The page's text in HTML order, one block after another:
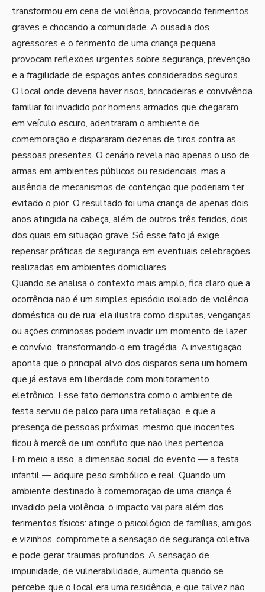
transformou em cena de violência, provocando ferimentos
graves e chocando a comunidade. A ousadia dos
agressores e o ferimento de uma criança pequena
provocam reflexões urgentes sobre segurança, prevenção
e a fragilidade de espaços antes considerados seguros.
O local onde deveria haver risos, brincadeiras e convivência
familiar foi invadido por homens armados que chegaram
em veículo escuro, adentraram o ambiente de
comemoração e dispararam dezenas de tiros contra as
pessoas presentes. O cenário revela não apenas o uso de
armas em ambientes públicos ou residenciais, mas a
ausência de mecanismos de contenção que poderiam ter
evitado o pior. O resultado foi uma criança de apenas dois
anos atingida na cabeça, além de outros três feridos, dois
dos quais em situação grave. Só esse fato já exige
repensar práticas de segurança em eventuais celebrações
realizadas em ambientes domiciliares.
Quando se analisa o contexto mais amplo, fica claro que a
ocorrência não é um simples episódio isolado de violência
doméstica ou de rua: ela ilustra como disputas, venganças
ou ações criminosas podem invadir um momento de lazer
e convívio, transformando‑o em tragédia. A investigação
aponta que o principal alvo dos disparos seria um homem
que já estava em liberdade com monitoramento
eletrônico. Esse fato demonstra como o ambiente de
festa serviu de palco para uma retaliação, e que a
presença de pessoas próximas, mesmo que inocentes,
ficou à mercê de um conflito que não lhes pertencia.
Em meio a isso, a dimensão social do evento — a festa
infantil — adquire peso simbólico e real. Quando um
ambiente destinado à comemoração de uma criança é
invadido pela violência, o impacto vai para além dos
ferimentos físicos: atinge o psicológico de famílias, amigos
e vizinhos, compromete a sensação de segurança coletiva
e pode gerar traumas profundos. A sensação de
impunidade, de vulnerabilidade, aumenta quando se
percebe que o local era uma residência, e que talvez não